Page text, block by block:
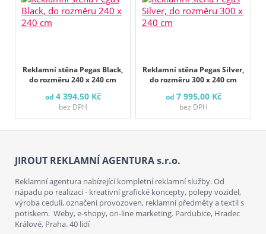
Reklamní stěna Pegas Black,
do rozměru 240 x 240 cm
od 4 394,50 Kč
bez DPH
Reklamní stěna Pegas Silver,
do rozměru 300 x 240 cm
od 7 995,00 Kč
bez DPH
JIROUT REKLAMNÍ AGENTURA s.r.o.
Reklamní agentura nabízející kompletní reklamní služby. Od
nápadu po realizaci - kreativní grafické koncepty, polepy vozidel,
výroba cedulí, označení provozoven, reklamní předměty a textil s
potiskem. Weby, e-shopy, on-line marketing. Pardubice, Hradec
Králové, Praha. 40 lidí